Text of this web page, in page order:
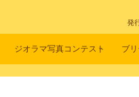
発
ジオラマ写真コンテスト ブ